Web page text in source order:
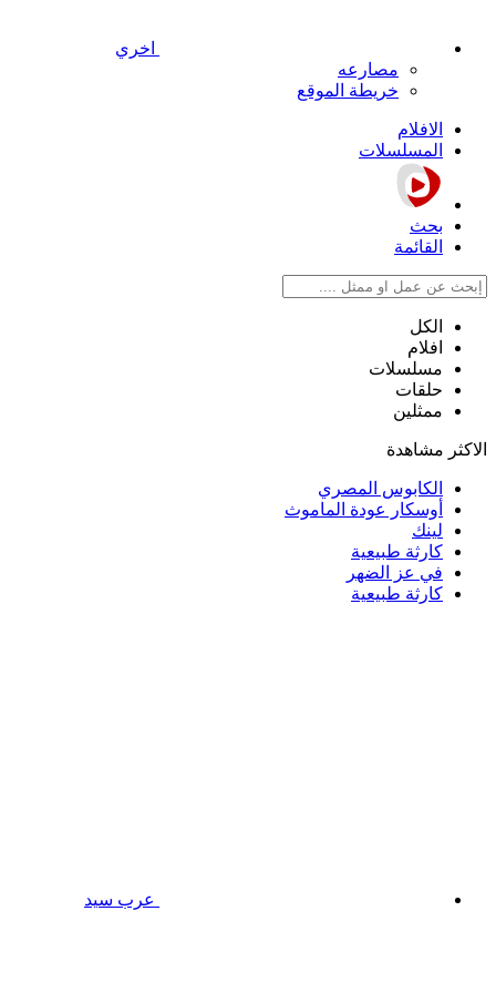
اخري
مصارعه
خريطة الموقع
الافلام
المسلسلات
بحث
القائمة
الكل
افلام
مسلسلات
حلقات
ممثلين
الاكثر مشاهدة
الكابوس المصري
أوسكار عودة الماموث
لينك
كارثة طبيعية
في عز الضهر
كارثة طبيعية
عرب سيد